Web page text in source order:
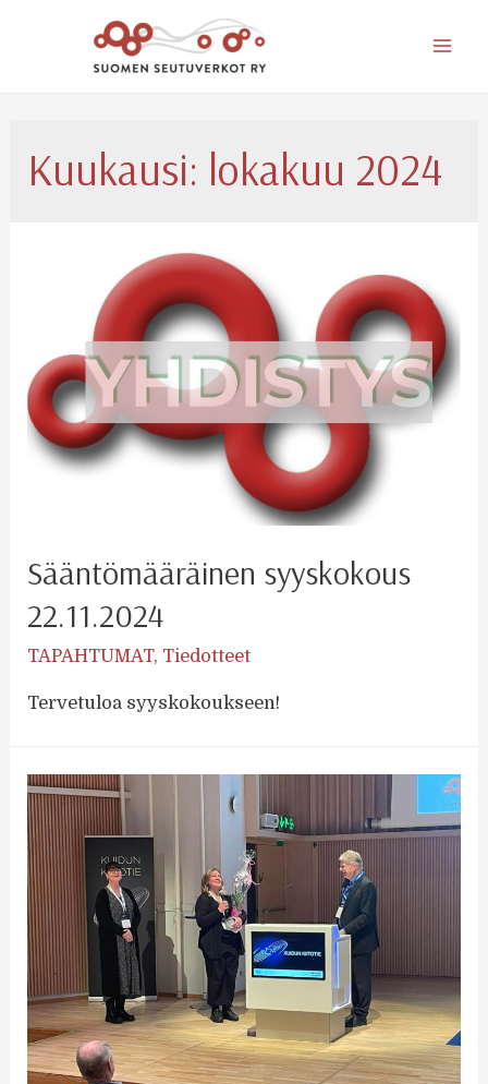
Kuukausi: lokakuu 2024
Sääntömääräinen syyskokous
22.11.2024
TAPAHTUMAT, Tiedotteet
Tervetuloa syyskokoukseen!